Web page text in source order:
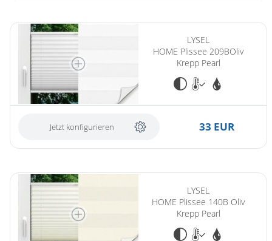
LYSEL
HOME Plissee 209BOliv
Krepp Pearl
Jetzt konfigurieren 33 EUR
LYSEL
HOME Plissee 140B Oliv
Krepp Pearl